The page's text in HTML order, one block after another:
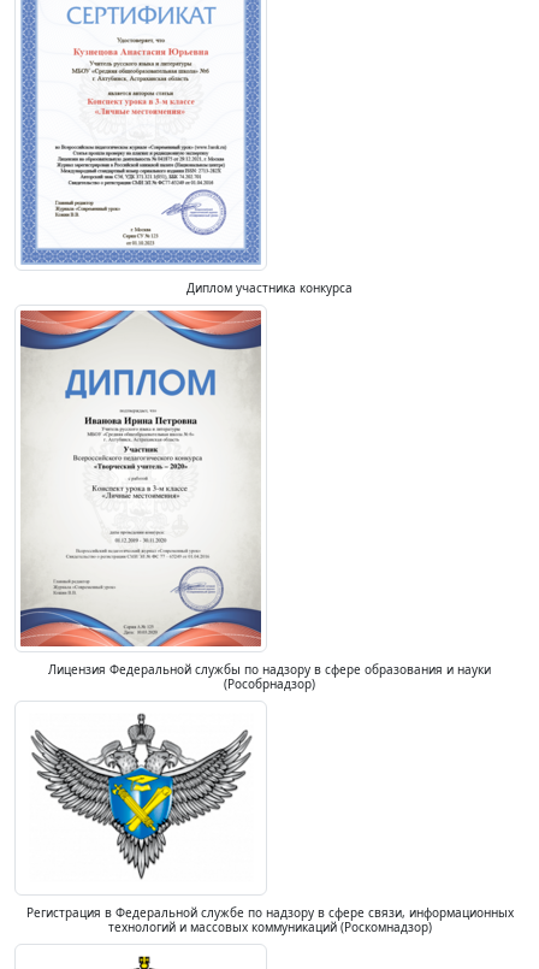
Диплом участника конкурса
Лицензия Федеральной службы по надзору в сфере образования и науки
(Рособрнадзор)
Регистрация в Федеральной службе по надзору в сфере связи, информационных
технологий и массовых коммуникаций (Роскомнадзор)